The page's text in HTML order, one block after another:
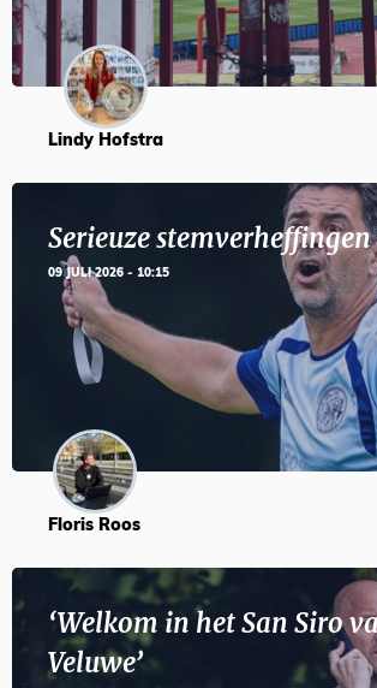
Lindy Hofstra
Serieuze
09 JULI 2026 - 10:15
Floris Roos
‘Welkom in het San Siro
Veluwe’